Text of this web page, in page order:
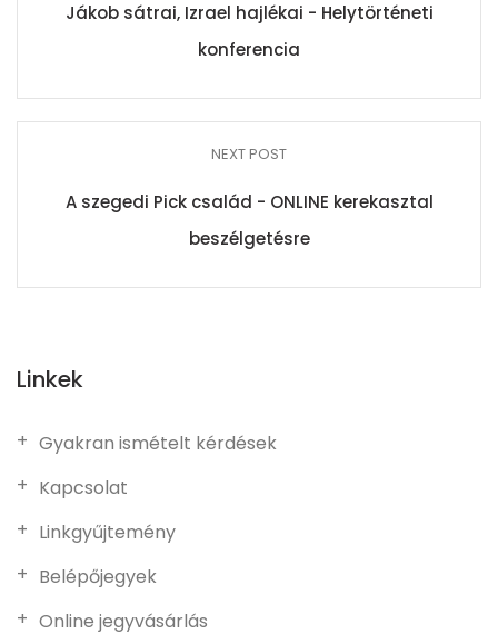
Jákob sátrai, Izrael hajlékai - Helytörténeti
konferencia
NEXT POST
A szegedi Pick család - ONLINE kerekasztal
beszélgetésre
Linkek
Gyakran ismételt kérdések
Kapcsolat
Linkgyűjtemény
Belépőjegyek
Online jegyvásárlás